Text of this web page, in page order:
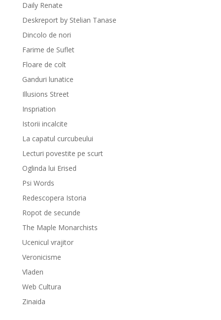
Daily Renate
Deskreport by Stelian Tanase
Dincolo de nori
Farime de Suflet
Floare de colt
Ganduri lunatice
Illusions Street
Inspriation
Istorii incalcite
La capatul curcubeului
Lecturi povestite pe scurt
Oglinda lui Erised
Psi Words
Redescopera Istoria
Ropot de secunde
The Maple Monarchists
Ucenicul vrajitor
Veronicisme
Vladen
Web Cultura
Zinaida